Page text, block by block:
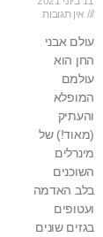
אין תגובות
עולם אבני
החן הוא
עולמם
המופלא
והעתיק
(מאוד!) של
מינרלים
השוכנים
בלב האדמה
ועטופים
בגזים שונים